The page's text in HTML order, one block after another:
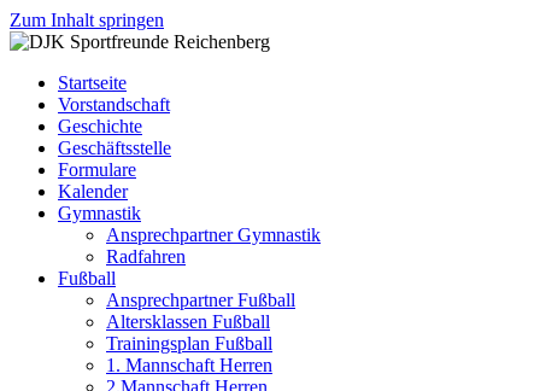
Zum Inhalt springen
Sportfreunde
Reichenberg
Gymnastik
Karate
Leichtathletik
Radfahren
Rollkunstlauf
Startseite
Vorstandschaft
Geschichte
Geschäftsstelle
Formulare
Kalender
Gymnastik
Ansprechpartner Gymnastik
Radfahren
Fußball
Ansprechpartner Fußball
Altersklassen Fußball
Trainingsplan Fußball
1. Mannschaft Herren
2.Mannschaft Herren